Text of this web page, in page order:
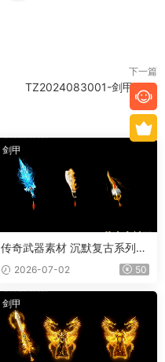
下一篇
TZ2024083001-剑甲套01
剑甲
传奇武器素材 沉默复古系列
冰魄屠刀 内外观齐全 PNG素
材 3把
2026-07-02 50
剑甲